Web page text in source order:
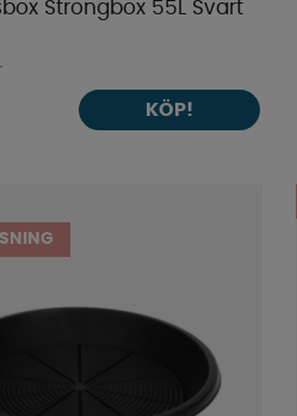
Strongbox 55L Svart
KÖP!